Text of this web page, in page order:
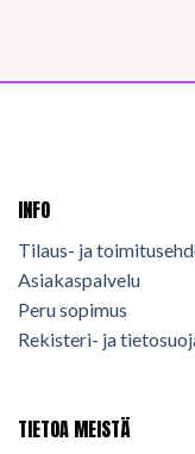
INFO
Tilaus- ja
Asiakaspalvelu
Peru sopimus
Rekisteri- ja
TIETOA MEISTÄ